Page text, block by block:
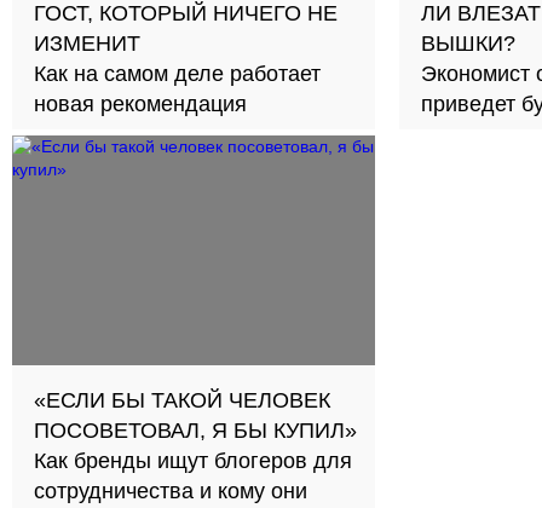
ГОСТ, КОТОРЫЙ НИЧЕГО НЕ
ИЗМЕНИТ
Как на самом деле работает
новая рекомендация
ЛИ
ВЫШКИ?
Экономист
приведет
«ЕСЛИ БЫ ТАКОЙ ЧЕЛОВЕК
ПОСОВЕТОВАЛ, Я БЫ КУПИЛ»
Как бренды ищут блогеров для
сотрудничества и кому они